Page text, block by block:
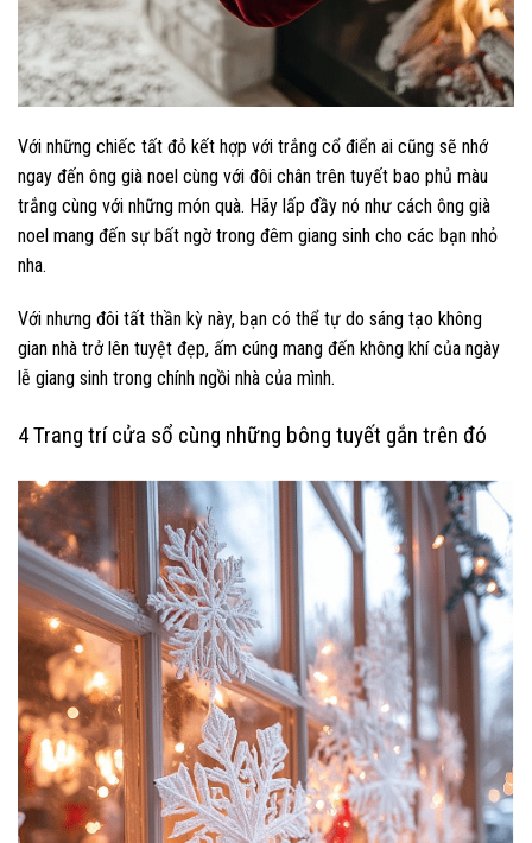
Với những chiếc tất đỏ kết hợp với trắng cổ điển ai cũng sẽ nhớ
ngay đến ông già noel cùng với đôi chân trên tuyết bao phủ màu
trắng cùng với những món quà. Hãy lấp đầy nó như cách ông già
noel mang đến sự bất ngờ trong đêm giang sinh cho các bạn nhỏ
nha.
Với nhưng đôi tất thần kỳ này, bạn có thể tự do sáng tạo không
gian nhà trở lên tuyệt đẹp, ấm cúng mang đến không khí của ngày
lễ giang sinh trong chính ngồi nhà của mình.
4 Trang trí cửa sổ cùng những bông tuyết gắn trên đó